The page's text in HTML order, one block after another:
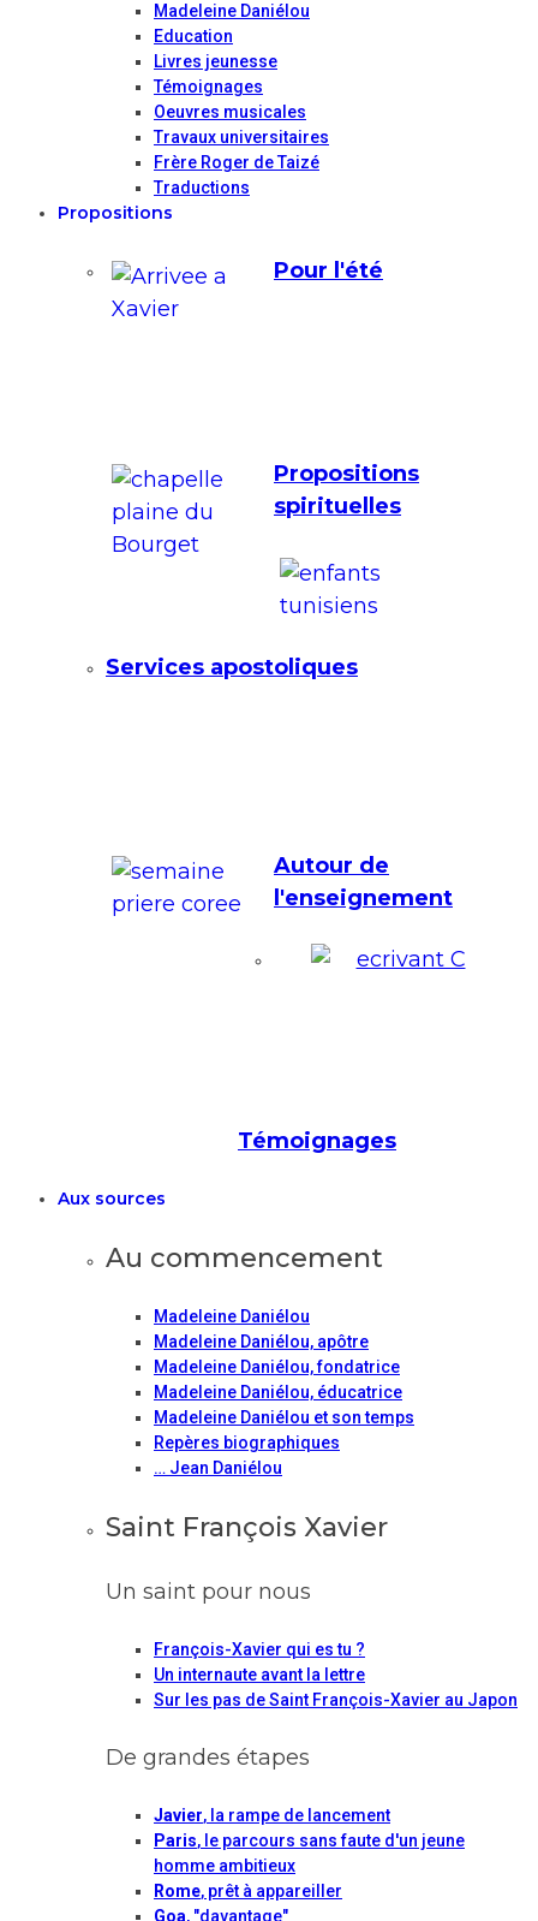
Madeleine Daniélou
Education
Livres jeunesse
Témoignages
Oeuvres musicales
Travaux universitaires
Frère Roger de Taizé
Traductions
Propositions
Pour l'été
Propositions
spirituelles
Services apostoliques
Autour de
l'enseignement
Témoignages
Aux sources
Au commencement
Madeleine Daniélou
Madeleine Daniélou, apôtre
Madeleine Daniélou, fondatrice
Madeleine Daniélou, éducatrice
Madeleine Daniélou et son temps
Repères biographiques
… Jean Daniélou
Saint François Xavier
Un saint pour nous
François-Xavier qui es tu ?
Un internaute avant la lettre
Sur les pas de Saint François-Xavier au Japon
De grandes étapes
Javier, la rampe de lancement
Paris, le parcours sans faute d'un jeune
homme ambitieux
Rome, prêt à appareiller
Goa, "davantage"